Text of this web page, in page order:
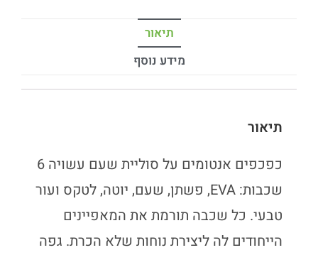
תיאור
מידע נוסף
תיאור
כפכפים אנטומים על סוליית שעם עשויה 6
שכבות: EVA, פשתן, שעם, יוטה, לטקס ועור
טבעי. כל שכבה תורמת את המאפיינים
הייחודים לה ליצירת נוחות שלא הכרת. גפה